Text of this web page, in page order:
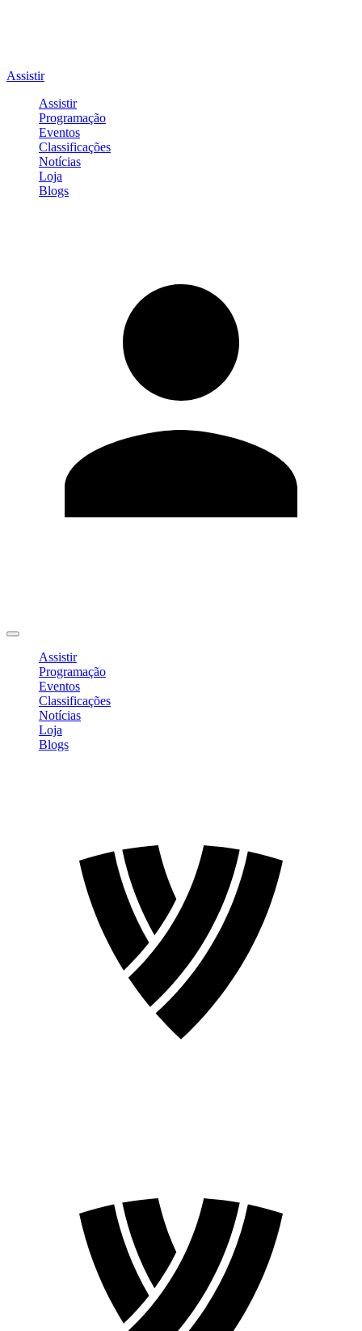
Assistir
Assistir
Programação
Eventos
Classificações
Notícias
Loja
Blogs
Assistir
Programação
Eventos
Classificações
Notícias
Loja
Blogs